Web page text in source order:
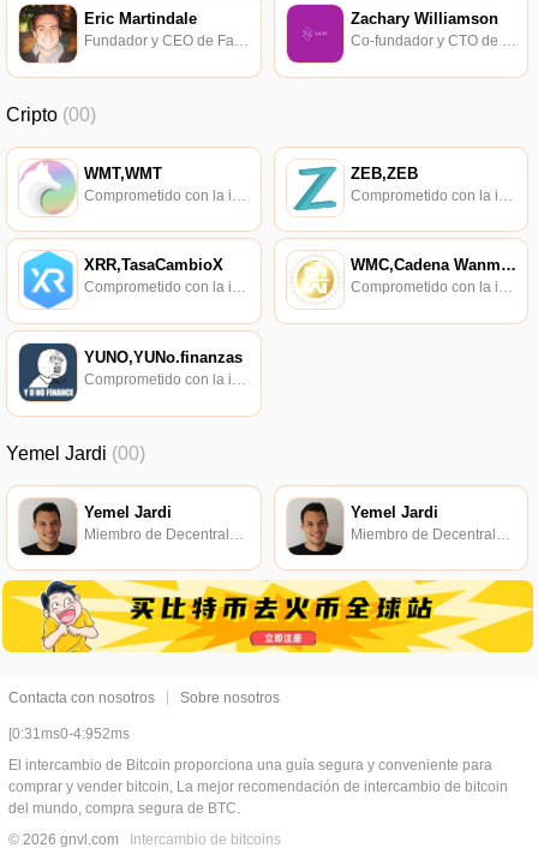
Eric Martindale
Fundador y CEO de Fabric.
Zachary Williamson
Co-fundador y CTO de Protocolo AZTEC.
Cripto (00)
WMT,WMT ZEB,ZEB
XRR,TasaCambioX
Comprometido con la investigación de políticas en los campos de las nuevas finanzas, las finanzas internacionales y los mercados financieros.
WMC,Cadena Wanmei,Cadena WM
Comprometido con la investigación de políticas en los campos de las nuevas finanzas, las finanzas internacionales y los mercados financieros.
YUNO,YUNo.finanzas
Comprometido con la investigación de políticas en los campos de las nuevas finanzas, las finanzas internacionales y los mercados financieros.
Yemel Jardi (00)
Yemel Jardi Yemel Jardi
Contacta con nosotros Sobre nosotros
[0:31ms0-4:952ms
El intercambio de Bitcoin proporciona una guía segura y conveniente para
comprar y vender bitcoin, La mejor recomendación de intercambio de bitcoin
del mundo, compra segura de BTC.
© 2026 gnvl.com
Intercambio de bitcoins